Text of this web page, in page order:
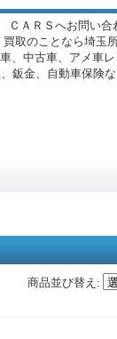
ＡＲＳへお問い合
取のことなら埼玉
、中古車、アメ車
鈑金、自動車保険
商品並び替え :